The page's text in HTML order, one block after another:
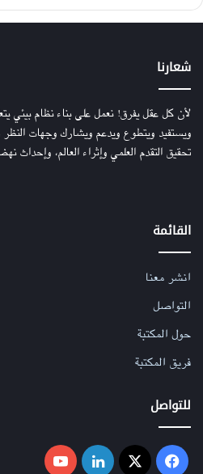
شعارنا
لأن كل عقل يفرق! نعمل على بناء نظام بيئي
ويستفيد ويتطوع ويدعم ويشارك وجهات النظر
تحقيق التقدم العلمي وإثراء العالم،
القائمة
انشر معنا
التواصل
حول المكتبة
فريق المكتبة
للتواصل
فيسبوك ‫X لينكدإن ‫YouTube